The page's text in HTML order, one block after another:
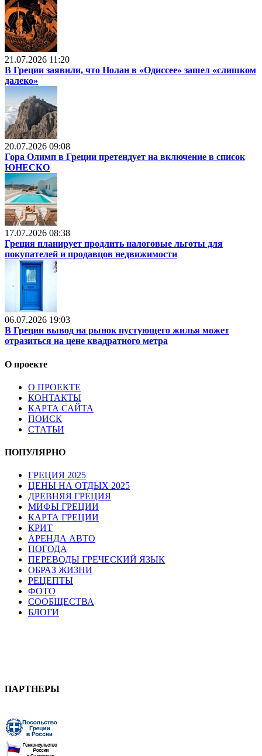
21.07.2026 11:20
В Греции заявили, что Нолан в «Одиссее» зашел «слишком
далеко»
20.07.2026 09:08
Гора Олимп в Греции претендует на включение в список
ЮНЕСКО
17.07.2026 08:38
Греция планирует продлить налоговые льготы для
покупателей и продавцов недвижимости
06.07.2026 19:03
В Греции вывод на рынок пустующего жилья может
отразиться на цене квадратного метра
О проекте
О ПРОЕКТЕ
КОНТАКТЫ
КАРТА САЙТА
ПОИСК
СТАТЬИ
ПОПУЛЯРНО
ГРЕЦИЯ 2025
ЦЕНЫ НА ОТДЫХ 2025
ДРЕВНЯЯ ГРЕЦИЯ
МИФЫ ГРЕЦИИ
КАРТА ГРЕЦИИ
КРИТ
АРЕНДА АВТО
ПОГОДА
ПЕРЕВОДЫ ГРЕЧЕСКИЙ ЯЗЫК
ОБРАЗ ЖИЗНИ
РЕЦЕПТЫ
ФОТО
СООБЩЕСТВА
БЛОГИ
ПАРТНЕРЫ